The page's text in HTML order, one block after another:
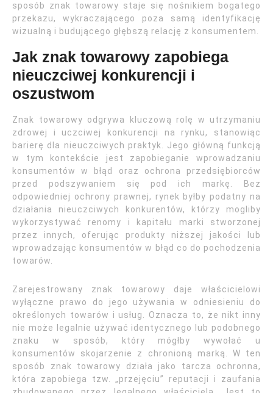
sposób znak towarowy staje się nośnikiem bogatego
przekazu, wykraczającego poza samą identyfikację
wizualną i budującego głębszą relację z konsumentem.
Jak znak towarowy zapobiega
nieuczciwej konkurencji i
oszustwom
Znak towarowy odgrywa kluczową rolę w utrzymaniu
zdrowej i uczciwej konkurencji na rynku, stanowiąc
barierę dla nieuczciwych praktyk. Jego główną funkcją
w tym kontekście jest zapobieganie wprowadzaniu
konsumentów w błąd oraz ochrona przedsiębiorców
przed podszywaniem się pod ich markę. Bez
odpowiedniej ochrony prawnej, rynek byłby podatny na
działania nieuczciwych konkurentów, którzy mogliby
wykorzystywać renomy i kapitału marki stworzonej
przez innych, oferując produkty niższej jakości lub
wprowadzając konsumentów w błąd co do pochodzenia
towarów.
Zarejestrowany znak towarowy daje właścicielowi
wyłączne prawo do jego używania w odniesieniu do
określonych towarów i usług. Oznacza to, że nikt inny
nie może legalnie używać identycznego lub podobnego
znaku w sposób, który mógłby wywołać u
konsumentów skojarzenie z chronioną marką. W ten
sposób znak towarowy działa jako tarcza ochronna,
która zapobiega tzw. „przejęciu” reputacji i zaufania